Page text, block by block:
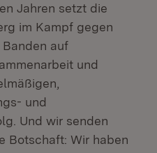
Jahren setzt die
im Kampf gegen
auf
und
und
Und wir senden
Botschaft: Wir haben